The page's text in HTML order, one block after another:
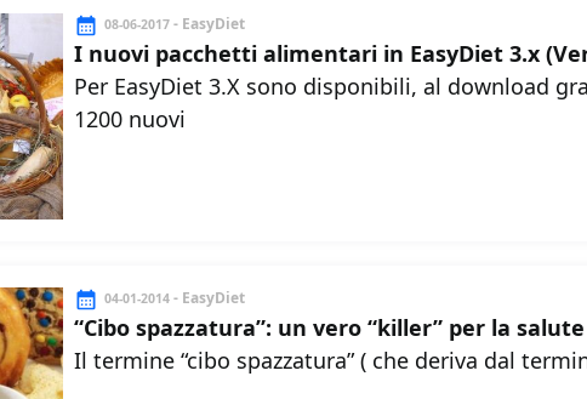
08-06-2017 - EasyDiet
I nuovi pacchetti alimentari in EasyDiet 3.x
Per EasyDiet 3.X sono disponibili, al download
1200 nuovi
04-01-2014 - EasyDiet
“Cibo spazzatura”: un vero “killer” per la salute
Il termine “cibo spazzatura” ( che deriva dal